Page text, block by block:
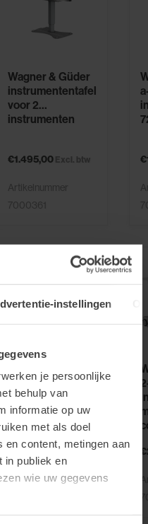
instellingen
je persoonlijke
behulp van
informatie op uw
met als doel
en content, metingen aan
in publiek en
wie uw gegevens
Wagner & Güder
instrumententafel
voor 2
instrumenten
€1.495,00 Excl. btw
Artikelnummer
7000361
2- 3
instrumententafel
custom made qua
maat
€2.095,00 Excl. btw
Artikelnummer